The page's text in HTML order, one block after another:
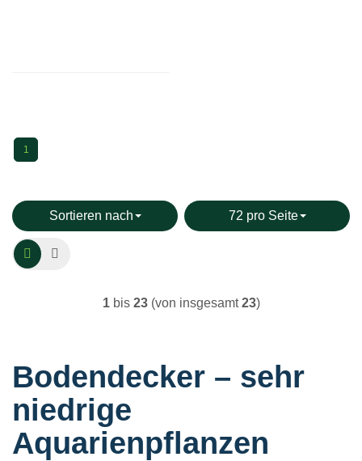
1
Sortieren nach 72 pro Seite
1bis 23(von insgesamt23)
Bodendecker – sehr
niedrige
Aquarienpflanzen